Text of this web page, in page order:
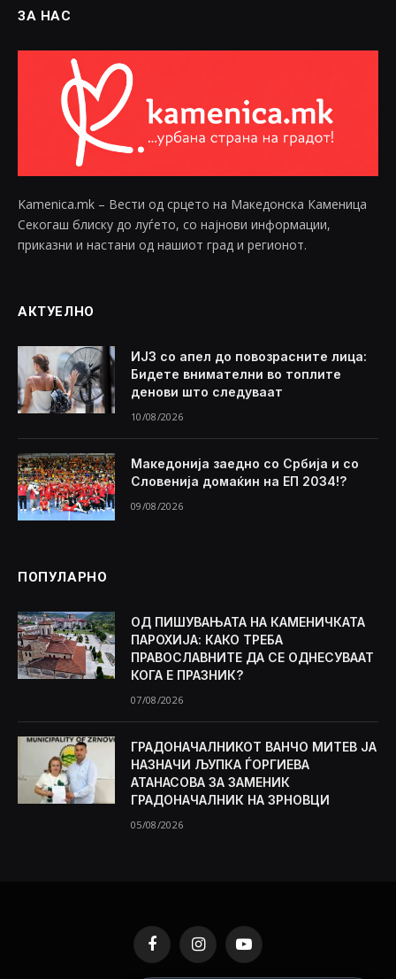
ЗА НАС
Kamenica.mk – Вести од срцето на Македонска Каменица
Секогаш блиску до луѓето, со најнови информации,
приказни и настани од нашиот град и регионот.
АКТУЕЛНО
ИЈЗ со апел до повозрасните лица:
Бидете внимателни во топлите
денови што следуваат
10/08/2026
Македонија заедно со Србија и со
Словенија домаќин на ЕП 2034!?
09/08/2026
ПОПУЛАРНО
ОД ПИШУВАЊАТА НА КАМЕНИЧКАТА
ПАРОХИЈА: КАКО ТРЕБА
ПРАВОСЛАВНИТЕ ДА СЕ ОДНЕСУВААТ
КОГА Е ПРАЗНИК?
07/08/2026
ГРАДОНАЧАЛНИКОТ ВАНЧО МИТЕВ ЈА
НАЗНАЧИ ЉУПКА ЃОРГИЕВА
АТАНАСОВА ЗА ЗАМЕНИК
ГРАДОНАЧАЛНИК НА ЗРНОВЦИ
05/08/2026
FacebookInstagramYouTube